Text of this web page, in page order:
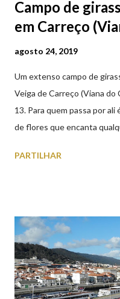
Campo de
em Carreço
agosto 24, 2019
Um extenso campo de
Veiga de Carreço (Viana
13. Para quem passa por
de flores que encanta
aproveite a paisagem como
PARTILHAR